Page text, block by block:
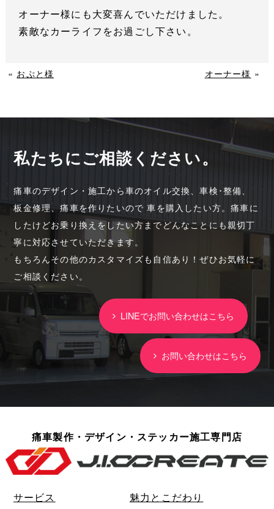
オーナー様にも大変喜んでいただけました。
素敵なカーライフをお過ごし下さい。
« おぷと様 オーナー様 »
私たちにご相談ください。
痛車のデザイン・施工から車のオイル交換、車検･整備、
板金修理、痛車を作りたいので 車を購入したい方。痛車に
したけどお乗り換えをしたい方までどんなことにも親切丁
寧に対応させていただきます。
もちろんその他のカスタマイズも自信あり！ぜひお気軽に
ご相談ください。
LINEでお問い合わせはこちら
お問い合わせはこちら
痛車製作・デザイン・ステッカー施工専門店
サービス
魅力とこだわり